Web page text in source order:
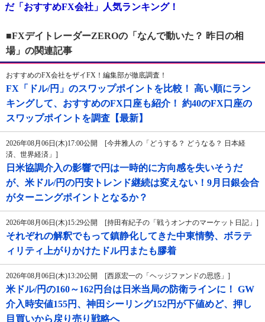
だ「おすすめFX会社」人気ランキング！
■FXデイトレーダーZEROの「なんで動いた？ 昨日の相
場」の関連記事
おすすめのFX会社をザイFX！編集部が徹底調査！
FX「ドル/円」のスワップポイントを比較！ 高い順にラン
キングして、おすすめのFX口座も紹介！ 約40のFX口座の
スワップポイントを調査【最新】
2026年08月06日(木)17:00公開 [今井雅人の「どうする？ どうなる？ 日本経
済、世界経済」]
日米協調介入の影響で円は一時的に方向感を失いそうだ
が、米ドル/円の円安トレンド継続は変えない！9月日銀会合
がターニングポイントとなるか？
2026年08月06日(木)15:29公開 [持田有紀子の「戦うオンナのマーケット日記」]
それぞれの解釈でもって鎮静化してきた中東情勢、ボラテ
ィリティ上がりかけたドル円またも膠着
2026年08月06日(木)13:20公開 [西原宏一の「ヘッジファンドの思惑」]
米ドル/円の160～162円台は日米当局の防衛ラインに！ GW
介入時安値155円、神田シーリング152円が下値めど、押し
目買いから戻り売り戦略へ